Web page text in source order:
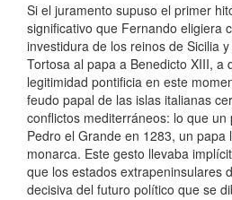
Si el juramento supuso el primer
significativo que Fernando eligiera
investidura de los reinos de Sicilia
Tortosa al papa a Benedicto XIII, a
legitimidad pontificia en este
feudo papal de las islas italianas
conflictos mediterráneos: lo que
Pedro el Grande en 1283, un papa
monarca. Este gesto llevaba
que los estados extrapeninsulares
decisiva del futuro político que se